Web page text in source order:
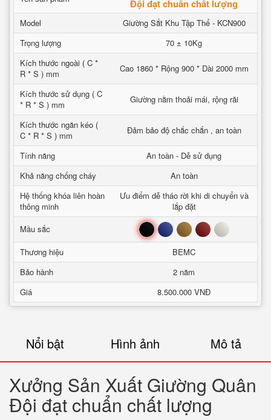
Đội đạt chuẩn chất lượng
Model
Giường Sắt Khu Tập Thể - KCN900
Trọng lượng
70 ± 10Kg
Kích thước ngoài ( C *
R * S ) mm
Cao 1860 * Rộng 900 * Dài 2000 mm
Kích thước sử dụng ( C
* R * S ) mm
Giường nằm thoải mái, rộng rãi
Kích thước ngăn kéo (
C * R * S ) mm
Đảm bảo độ chắc chắn , an toàn
Tính năng
An toàn - Dễ sử dụng
Khả năng chống cháy
An toàn
Hệ thống khóa liên hoàn
thông minh
Ưu điểm dễ tháo rời khi di chuyển và
lắp đặt
Mầu sắc
Đen Xanh Nâu Đỏ Trắng
Thương hiệu
BEMC
Bảo hành
2 năm
Giá
8.500.000 VNĐ
Nổi bật Hình ảnh Mô tả
Xưởng Sản Xuất Giường Quân
Đội đạt chuẩn chất lượng